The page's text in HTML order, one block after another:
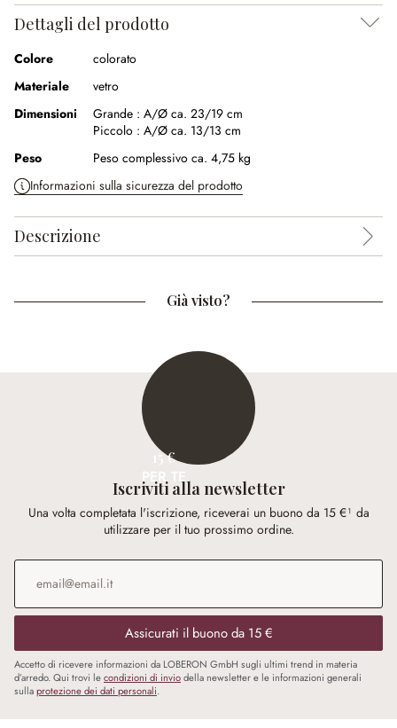
Dettagli del prodotto
Colore
colorato
Materiale
vetro
Dimensioni
Grande : A/Ø ca. 23/19 cm
Piccolo : A/Ø ca. 13/13 cm
Peso
Peso complessivo ca. 4,75 kg
Informazioni sulla sicurezza del prodotto
Descrizione
Già visto?
15 €
PER TE
Iscriviti alla newsletter
Una volta completata l'iscrizione, riceverai un buono da 15 €¹ da
utilizzare per il tuo prossimo ordine.
Indirizzo e-mail
Assicurati il buono da 15 €
Accetto di ricevere informazioni da LOBERON GmbH sugli ultimi trend in materia
d’arredo. Qui trovi lecondizioni di inviodella newsletter e le informazioni generali
sullaprotezione dei dati personali.